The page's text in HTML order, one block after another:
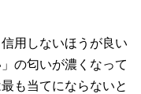
用しないほうが良い
の匂いが濃くなって
も当てにならないと